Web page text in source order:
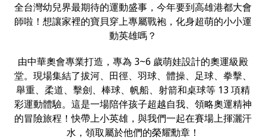
全台灣幼兒界最期待的運動盛事，今年要到高雄港都大會
師啦！想讓家裡的寶貝穿上專屬戰袍，化身超萌的小小運
動英雄嗎？
由中華奧會專業打造，專為 3~6 歲萌娃設計的奧運級殿
堂。現場集結了拔河、田徑、羽球、體操、足球、拳擊、
舉重、柔道、擊劍、棒球、帆船、射箭和桌球等 13 項精
彩運動體驗。這是一場陪伴孩子超越自我、領略奧運精神
的冒險旅程！快帶上小英雄，與我們一起在賽場上揮灑汗
水，領取屬於他們的榮耀勳章！